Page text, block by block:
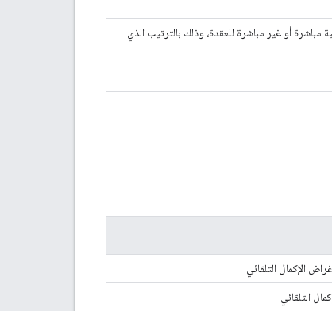
أو غير مباشرة للعقدة، وذلك بالترتيب الذي
الإكمال التلقائي
التلقائي